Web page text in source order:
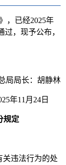
，已经2025年
过，现予公布，
局长：胡静林
年11月24日
规定
违法行为的处